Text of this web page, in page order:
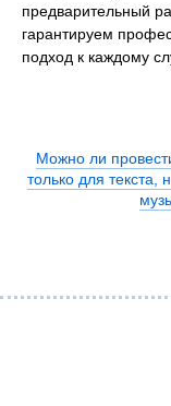
предварительный
гарантируем
подход к каждому
Можно ли
только для текста,